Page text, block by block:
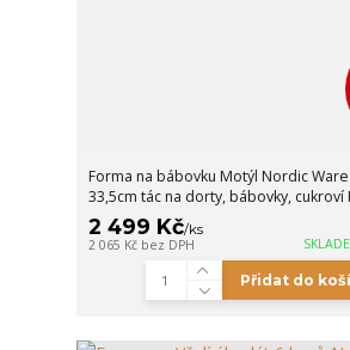
Forma na bábovku Motýl Nordic Ware
33,5cm tác na dorty, bábovky, cukroví
2 499 Kč/ks
2 065 Kč bez DPH
Přidat do